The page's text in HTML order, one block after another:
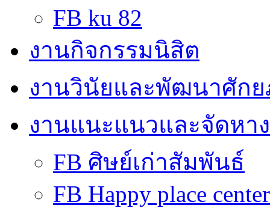
FB ku 82
งานกิจกรรมนิสิต
งานวินัยและพัฒนาศัก
งานแนะแนวและจัดหา
FB ศิษย์เก่าสัมพันธ์
FB Happy place center